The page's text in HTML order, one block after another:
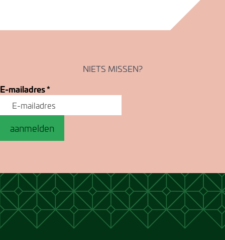
NIETS MISSEN?
E-mailadres*
aanmelden